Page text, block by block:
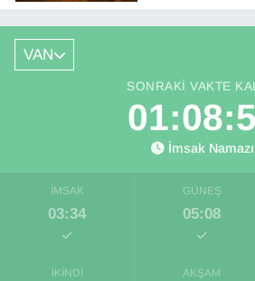
VAN
SONRAKI VAKTE
İmsak Namazı
İMSAK
03:34
GÜNEŞ
05:08
İKINDI AKŞAM